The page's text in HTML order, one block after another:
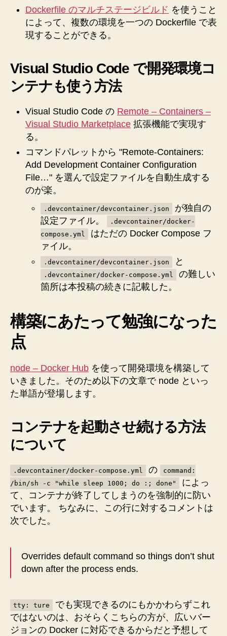
イ
用
の
コ
テ
ナ
化
環
境
作
方
法、
Vue.js
に
添
え
て。
の
Dockerfile のマルチステージビルド を使うこと
によって、複数の環境を一つの Dockerfile で表
現することができる。
Visual Studio Code で開発環境コ
ンテナも使う方法
Visual Studio Code の Remote – Containers –
Visual Studio Marketplace 拡張機能で実現す
る。
コマンドパレットから "Remote-Containers:
Add Development Container Configuration
File…" を選んで設定ファイルを自動生成する
のが楽。
.devcontainer/devcontainer.json
が独自の
設定ファイル。
.devcontainer/docker-
compose.yml
はただの Docker Compose フ
ァイル。
.devcontainer/devcontainer.json と
.devcontainer/docker-compose.yml
の難しい
箇所は本投稿の続きに記載した。
構築にあたって勉強になった
点
node – Docker Hub を使って開発環境を構築して
いきました。そのため以下の文章で node といっ
た単語が登場します。
コンテナを起動させ続ける方法
について
.devcontainer/docker-compose.yml の
command:
/bin/sh -c "while sleep 1000; do :; done"
によっ
て、コンテナが終了してしまうのを強制的に防い
でいます。 ちなみに、この行に対するコメントは
次でした。
Overrides default command so things don’t shut
down after the process ends.
tty: ture
でも実現できるのにもかかわらずこれ
ではないのは、おそらくこちらの方が、広いバー
ジョンの Docker に対応できるからだと予想して